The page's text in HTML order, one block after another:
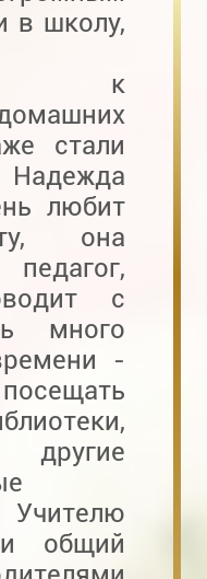
в школу,
к
стали
любит
она
с
много
-
другие
Учителю
общий